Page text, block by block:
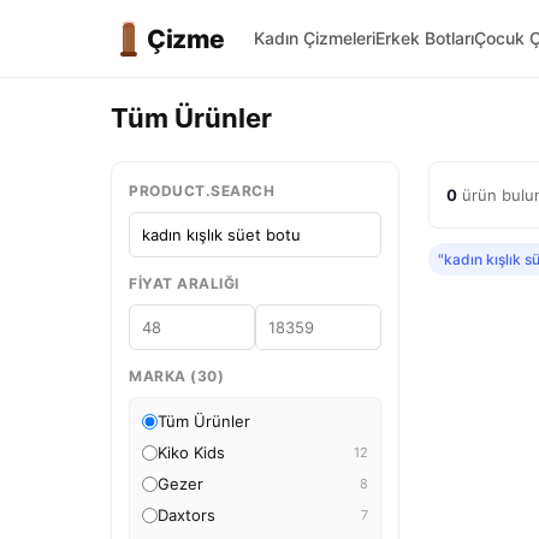
Çizme Kadın ÇizmeleriErkek BotlarıÇocuk
Tüm Ürünler
PRODUCT.SEARCH
FIYAT ARALIĞI
MARKA (30)
Tüm Ürünler
Kiko Kids
12
Gezer 8
Daxtors 7
0 ürün
"kadın kışlık